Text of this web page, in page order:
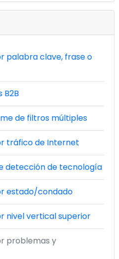
palabra clave, frase o
de filtros múltiples
tráfico de Internet
detección de tecnología
estado/condado
nivel vertical superior
problemas y